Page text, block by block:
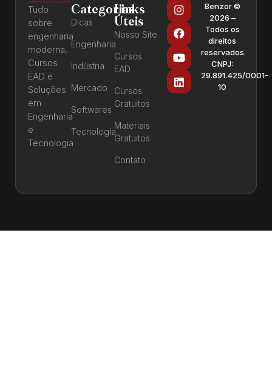
Tudo
sobre
engenharia
moderna,
Cursos
EAD e
Soluções
em
Engenharia
e
Tecnologia
Categorias
Dicas
Engenharia
Indústria
Mercado
Softwares
Tecnologia
Links
Úteis
Nosso Site
Cursos
EAD
Cursos
Gratuitos
Materiais
Gratuitos
Contato
Benzor ©
2026 –
Todos os
direitos
reservados.
CNPJ:
29.891.425/0001-
10